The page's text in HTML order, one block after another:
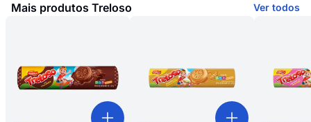
Mais produtos Treloso Ver todos